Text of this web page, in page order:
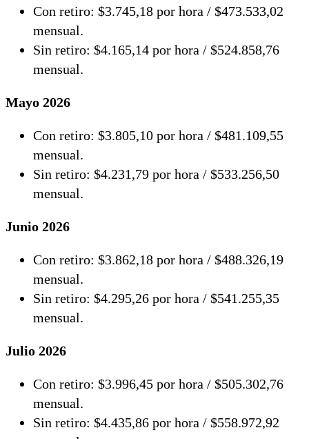
Con retiro: $3.745,18 por hora / $473.533,02
mensual.
Sin retiro: $4.165,14 por hora / $524.858,76
mensual.
Mayo 2026
Con retiro: $3.805,10 por hora / $481.109,55
mensual.
Sin retiro: $4.231,79 por hora / $533.256,50
mensual.
Junio 2026
Con retiro: $3.862,18 por hora / $488.326,19
mensual.
Sin retiro: $4.295,26 por hora / $541.255,35
mensual.
Julio 2026
Con retiro: $3.996,45 por hora / $505.302,76
mensual.
Sin retiro: $4.435,86 por hora / $558.972,92